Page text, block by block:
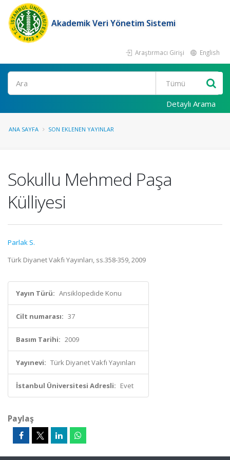
Akademik Veri Yönetim Sistemi
Araştırmacı Girişi English
Ara
Detaylı Arama
ANA SAYFA SON EKLENEN YAYINLAR
Sokullu Mehmed Paşa
Külliyesi
Parlak S.
Türk Diyanet Vakfı Yayınları, ss.358-359, 2009
Yayın Türü: Ansiklopedide Konu
Cilt numarası: 37
Basım Tarihi: 2009
Yayınevi: Türk Diyanet Vakfı Yayınları
İstanbul Üniversitesi Adresli: Evet
Paylaş